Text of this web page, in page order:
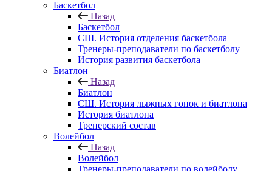
Баскетбол
Назад
Баскетбол
СШ. История отделения баскетбола
Тренеры-преподаватели по баскетболу
История развития баскетбола
Биатлон
Назад
Биатлон
СШ. История лыжных гонок и биатлона
История биатлона
Тренерский состав
Волейбол
Назад
Волейбол
Тренеры-преподаватели по волейболу